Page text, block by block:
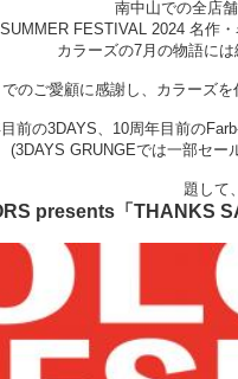
南中山での全店舗
SUMMER FESTIVAL 2024 名作
カラーズの7月の物語には
のご愛顧に感謝し、カラーズ
前の3DAYS、10周年目前の
(3DAYS GRUNGEでは一部セー
題して、
presents「THANKS